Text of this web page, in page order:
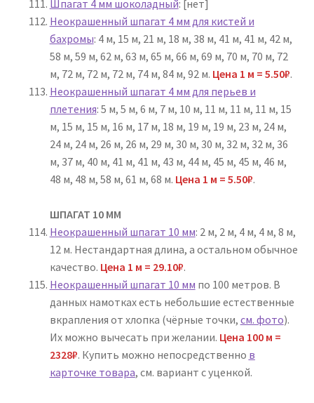
Шпагат 4 мм шоколадный: [нет]
Неокрашенный шпагат 4 мм для кистей и
бахромы: 4 м, 15 м, 21 м, 18 м, 38 м, 41 м, 41 м, 42 м,
58 м, 59 м, 62 м, 63 м, 65 м, 66 м, 69 м, 70 м, 70 м, 72
м, 72 м, 72 м, 72 м, 74 м, 84 м, 92 м. Цена 1 м = 5.50₽.
Неокрашенный шпагат 4 мм для перьев и
плетения: 5 м, 5 м, 6 м, 7 м, 10 м, 11 м, 11 м, 11 м, 15
м, 15 м, 15 м, 16 м, 17 м, 18 м, 19 м, 19 м, 23 м, 24 м,
24 м, 24 м, 26 м, 26 м, 29 м, 30 м, 30 м, 32 м, 32 м, 36
м, 37 м, 40 м, 41 м, 41 м, 43 м, 44 м, 45 м, 45 м, 46 м,
48 м, 48 м, 58 м, 61 м, 68 м. Цена 1 м = 5.50₽.
ШПАГАТ 10 ММ
Неокрашенный шпагат 10 мм: 2 м, 2 м, 4 м, 4 м, 8 м,
12 м. Нестандартная длина, а остальном обычное
качество. Цена 1 м = 29.10₽.
Неокрашенный шпагат 10 мм по 100 метров. В
данных намотках есть небольшие естественные
вкрапления от хлопка (чёрные точки, см. фото).
Их можно вычесать при желании. Цена 100 м =
2328₽. Купить можно непосредственно в
карточке товара, см. вариант с уценкой.